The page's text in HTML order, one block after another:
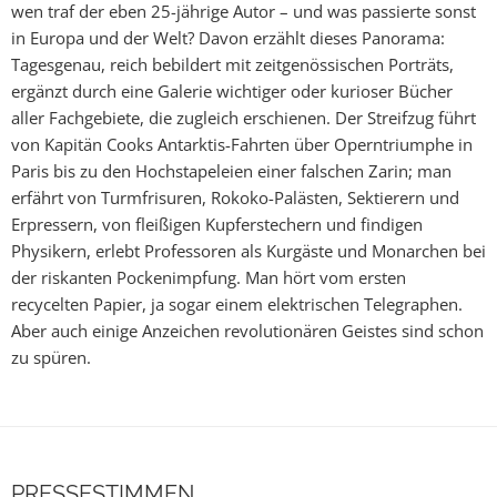
wen traf der eben 25-jährige Autor – und was passierte sonst
in Europa und der Welt? Davon erzählt dieses Panorama:
Tagesgenau, reich bebildert mit zeitgenössischen Porträts,
ergänzt durch eine Galerie wichtiger oder kurioser Bücher
aller Fachgebiete, die zugleich erschienen. Der Streifzug führt
von Kapitän Cooks Antarktis-Fahrten über Operntriumphe in
Paris bis zu den Hochstapeleien einer falschen Zarin; man
erfährt von Turmfrisuren, Rokoko-Palästen, Sektierern und
Erpressern, von fleißigen Kupferstechern und findigen
Physikern, erlebt Professoren als Kurgäste und Monarchen bei
der riskanten Pockenimpfung. Man hört vom ersten
recycelten Papier, ja sogar einem elektrischen Telegraphen.
Aber auch einige Anzeichen revolutionären Geistes sind schon
zu spüren.